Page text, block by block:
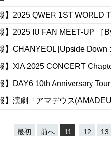
】2025 QWER 1ST WORLD
】2025 IU FAN MEET-UP ［
】CHANYEOL [Upside Down
】XIA 2025 CONCERT
】DAY6 10th Anniversary
】演劇「アマデウス
最初 前へ 11 12 13